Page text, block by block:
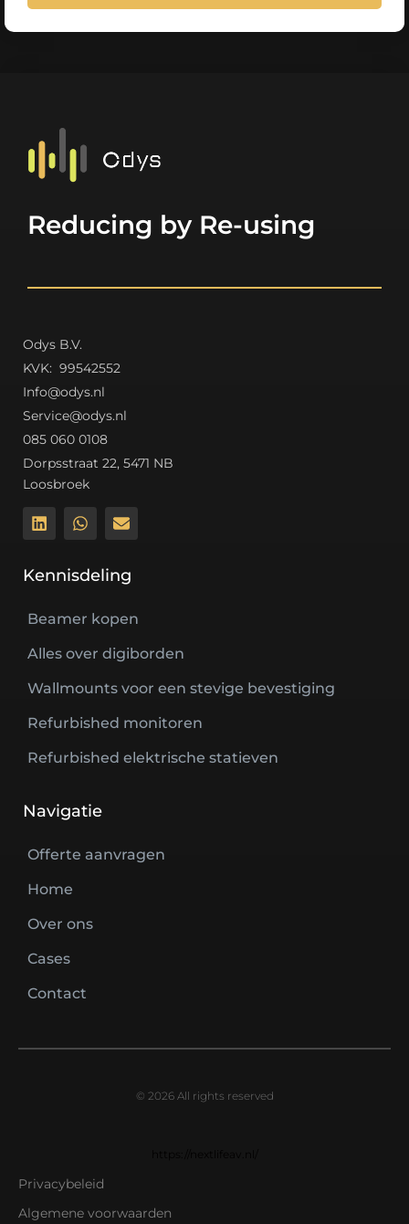
Reducing by Re-using
Odys B.V.
KVK: 99542552
Info@odys.nl
Service@odys.nl
085 060 0108
Dorpsstraat 22, 5471 NB
Loosbroek
Kennisdeling
Beamer kopen
Alles over digiborden
Wallmounts voor een stevige bevestiging
Refurbished monitoren
Refurbished elektrische statieven
Navigatie
Offerte aanvragen
Home
Over ons
Cases
Contact
© 2026 All rights reserved
Privacybeleid
Algemene voorwaarden